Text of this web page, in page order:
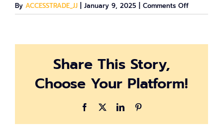
By ACCESSTRADE_JJ January 9, 2025 Comments Offon
she-
Share This Story,
Choose Your Platform!
Facebook LinkedIn